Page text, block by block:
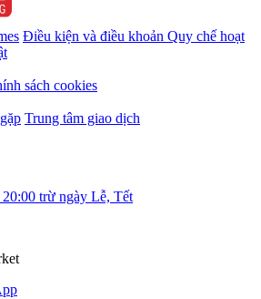
Điều kiện và điều khoản Quy chế hoạt
sách cookies
Trung tâm giao dịch
trừ ngày Lễ, Tết